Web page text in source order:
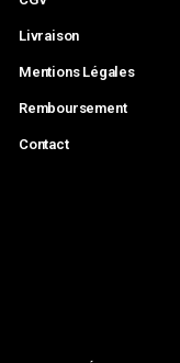
Livraison
Mentions Légales
Remboursement
Contact